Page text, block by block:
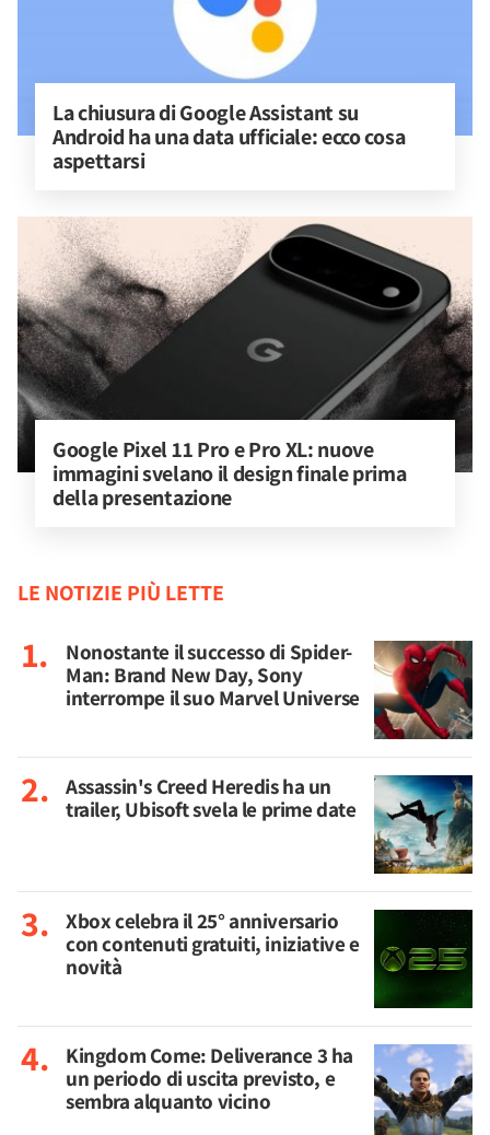
La chiusura di Google Assistant su
Android ha una data ufficiale: ecco cosa
aspettarsi
Google Pixel 11 Pro e Pro XL: nuove
immagini svelano il design finale prima
della presentazione
LE NOTIZIE PIÙ LETTE
Nonostante il successo di Spider-
Man: Brand New Day, Sony
interrompe il suo Marvel Universe
Assassin's Creed Heredis ha un
trailer, Ubisoft svela le prime date
Xbox celebra il 25° anniversario
con contenuti gratuiti, iniziative e
novità
Kingdom Come: Deliverance 3 ha
un periodo di uscita previsto, e
sembra alquanto vicino